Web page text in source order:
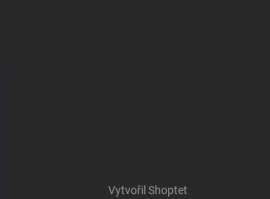
Vytvořil Shoptet